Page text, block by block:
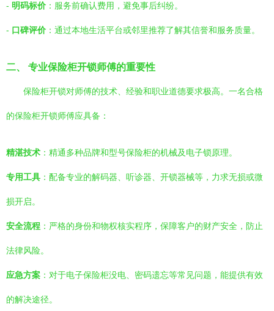
- 明码标价 ：服务前确认费用，避免事后纠纷。
- 口碑评价 ：通过本地生活平台或邻里推荐了解其信誉和服务质量。
二、 专业保险柜开锁师傅的重要性
保险柜开锁对师傅的技术、经验和职业道德要求极高。一名合格
的保险柜开锁师傅应具备：
精湛技术 ：精通多种品牌和型号保险柜的机械及电子锁原理。
专用工具 ：配备专业的解码器、听诊器、开锁器械等，力求无损或微
损开启。
安全流程 ：严格的身份和物权核实程序，保障客户的财产安全，防止
法律风险。
应急方案 ：对于电子保险柜没电、密码遗忘等常见问题，能提供有效
的解决途径。